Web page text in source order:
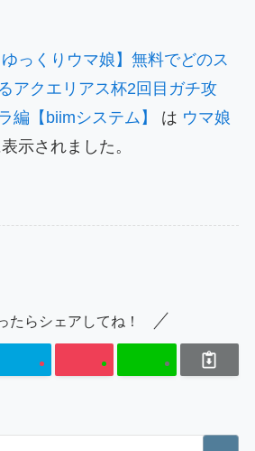
っくりウマ娘】無料でどのス
アクエリアス杯2回目ガチ攻
【biimシステム】
は ウマ娘
示されました。
たらシェアしてね！